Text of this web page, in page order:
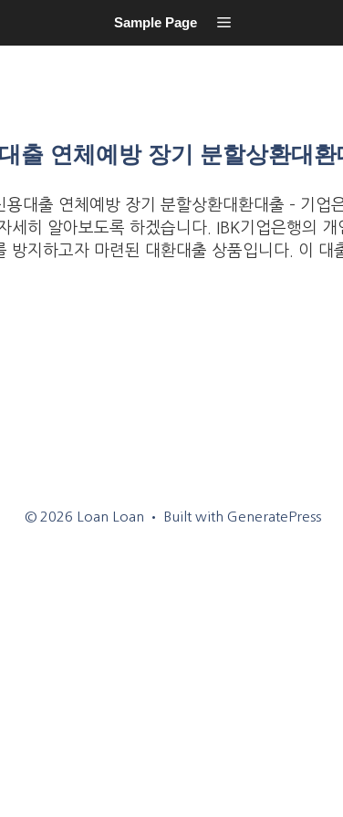
Sample Page
출 연체예방 장기 분할상환대환
용대출 연체예방 장기 분할상환대환대출 – 기업
세히 알아보도록 하겠습니다. IBK기업은행의 개
방지하고자 마련된 대환대출 상품입니다. 이
© 2026 Loan Loan • Built with GeneratePress